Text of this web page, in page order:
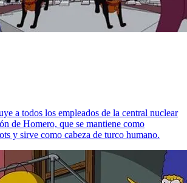
a todos los empleados de la central nuclear
de Homero, que se mantiene como
y sirve como cabeza de turco humano.